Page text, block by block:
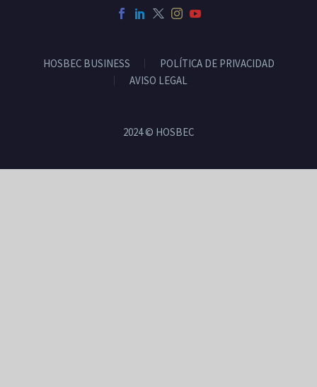
HOSBEC BUSINESS
POLÍTICA DE PRIVACIDAD
AVISO LEGAL
2024 © HOSBEC